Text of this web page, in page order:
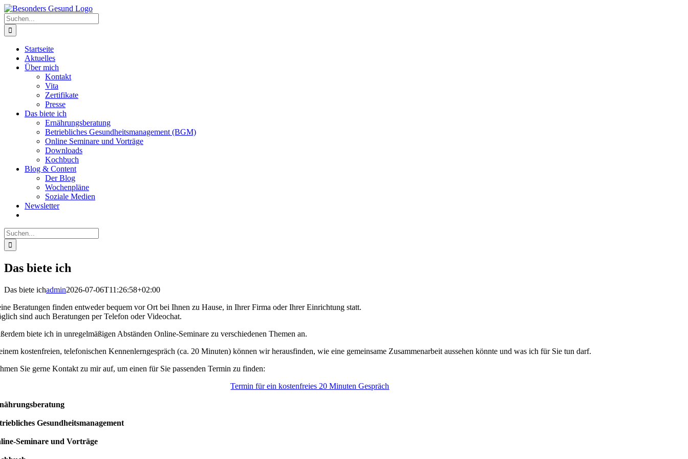
Zum
Inhalt
springen
Suche
nach:
Startseite
Aktuelles
Über mich
Kontakt
Vita
Zertifikate
Presse
Das biete ich
Ernährungsberatung
Betriebliches Gesundheitsmanagement (BGM)
Online Seminare und Vorträge
Downloads
Kochbuch
Blog & Content
Der Blog
Wochenpläne
Soziale Medien
Newsletter
Suche
nach:
Das biete ich
Das biete ichadmin2026-07-06T11:26:58+02:00
Beratungen finden entweder bequem vor Ort bei Ihnen zu Hause, in Ihrer Firma oder Ihrer Einrichtung statt.
sind auch Beratungen per Telefon oder Videochat.
biete ich in unregelmäßigen Abständen Online-Seminare zu verschiedenen Themen an.
kostenfreien, telefonischen Kennenlerngespräch (ca. 20 Minuten) können wir herausfinden, wie eine gemeinsame Zusammenarbeit aussehen könnte und was ich für Sie tun darf.
Sie gerne Kontakt zu mir auf, um einen für Sie passenden Termin zu finden:
Termin für ein kostenfreies 20 Minuten Gespräch
Gesundheitsmanagement
Seminare und Vorträge